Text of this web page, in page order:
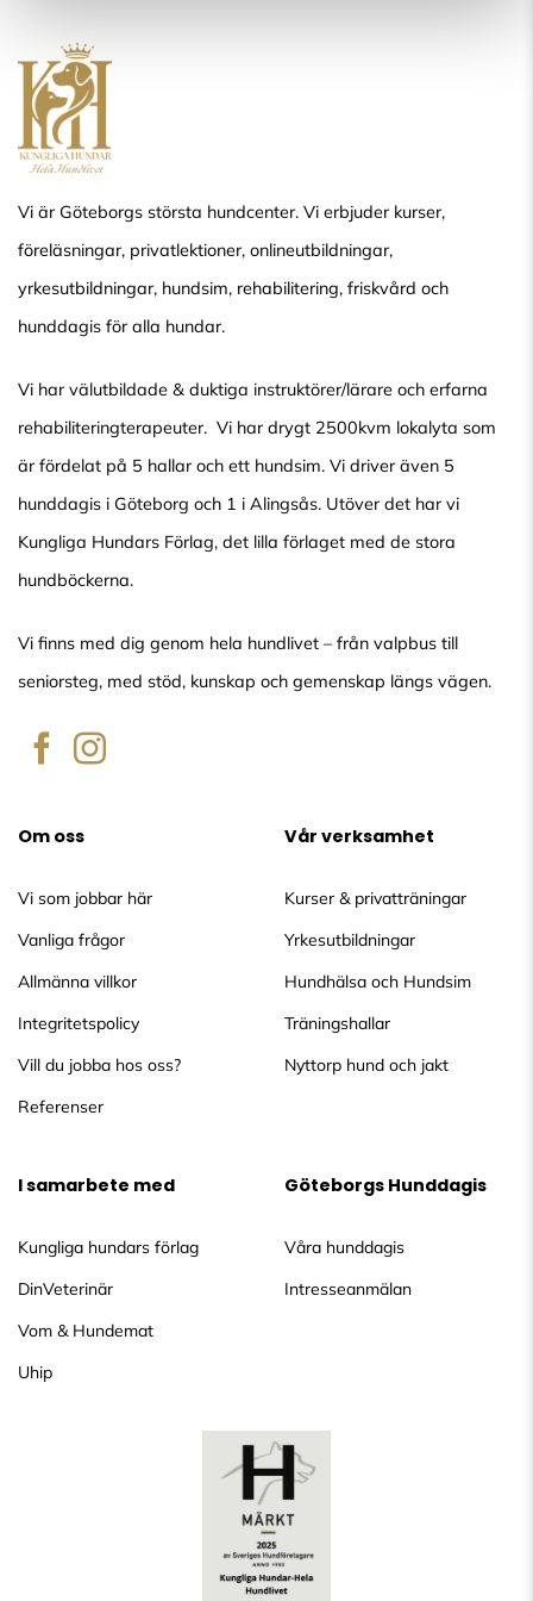
Vi är Göteborgs största hundcenter. Vi erbjuder kurser,
föreläsningar, privatlektioner, onlineutbildningar,
yrkesutbildningar, hundsim, rehabilitering, friskvård och
hunddagis för alla hundar.
Vi har välutbildade & duktiga instruktörer/lärare och erfarna
rehabiliteringterapeuter. Vi har drygt 2500kvm lokalyta som
är fördelat på 5 hallar och ett hundsim. Vi driver även 5
hunddagis i Göteborg och 1 i Alingsås. Utöver det har vi
Kungliga Hundars Förlag, det lilla förlaget med de stora
hundböckerna.
Vi finns med dig genom hela hundlivet – från valpbus till
seniorsteg, med stöd, kunskap och gemenskap längs vägen.
Om oss
Vi som jobbar här
Vanliga frågor
Allmänna villkor
Integritetspolicy
Vill du jobba hos oss?
Referenser
Vår verksamhet
Kurser & privatträningar
Yrkesutbildningar
Hundhälsa och Hundsim
Träningshallar
Nyttorp hund och jakt
I samarbete med
Kungliga hundars förlag
DinVeterinär
Vom & Hundemat
Uhip
Göteborgs Hunddagis
Våra hunddagis
Intresseanmälan